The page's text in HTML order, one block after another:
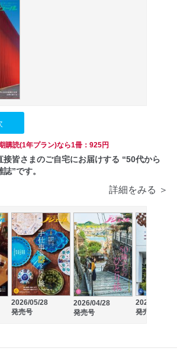
購読(1年プラン)なら1冊：925円
接皆さまのご自宅にお届けする “50代から
”です。
詳細をみる ＞
2026/05/28
発売号
2026/04/28
発売号
2026/03/28
発売号